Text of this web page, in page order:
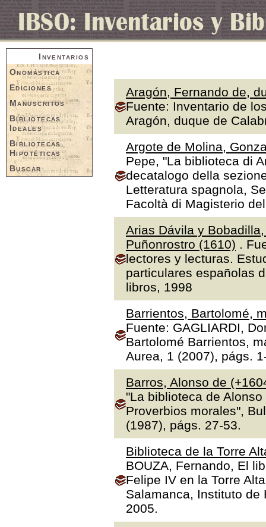
Inventarios
Onomástica
Ediciones
Manuscritos
Bibliotecas
Ideales
Bibliotecas
Hipotéticas
Buscar
Aragón, Fernando de,
Fuente: Inventario de
Aragón, duque de
Argote de Molina,
Pepe, "La biblioteca di
decatalogo della
Letteratura spagnola,
Facoltà di Magisterio
Arias Dávila y
Puñonrostro (1610) .
lectores y lecturas.
particulares españolas
libros, 1998
Barrientos, Bartolomé,
Fuente: GAGLIARDI,
Bartolomé Barrientos,
Aurea, 1 (2007), págs.
Barros, Alonso de
"La biblioteca de
Proverbios morales",
(1987), págs. 27-53.
Biblioteca de la Torre
BOUZA, Fernando, El
Felipe IV en la Torre
Salamanca, Instituto de
2005.